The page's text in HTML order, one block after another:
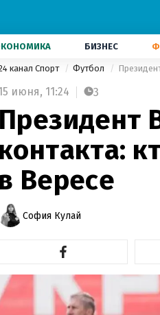
БИЗНЕС
канал Спорт Футбол
июня, 11:24 3
Президент
контакта:
в Вересе
София Кулай